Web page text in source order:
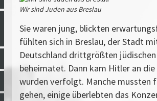
Wir sind Juden aus Breslau
Sie waren jung, blickten
fühlten sich in Breslau, der Stadt
Deutschland drittgrößten
beheimatet. Dann kam Hitler an
wurden verfolgt. Manche mussten
gehen, einige überlebten das